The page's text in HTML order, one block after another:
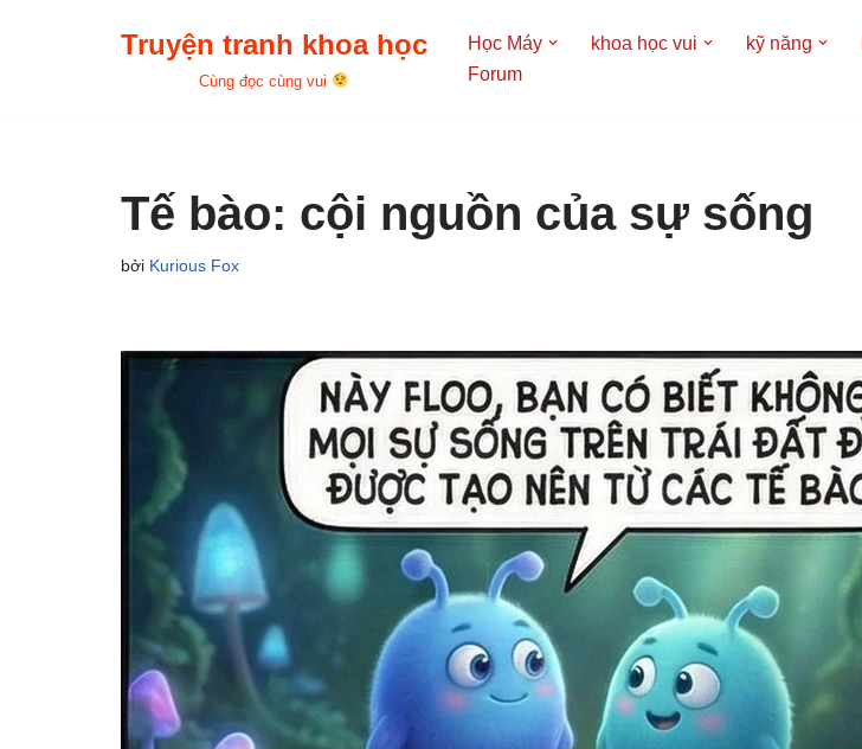
Truyện tranh khoa học
Cùng đọc cùng vui
Học Máy khoa học vui kỹ năng
Forum
Tế bào: cội nguồn của sự sống
bởi Kurious Fox